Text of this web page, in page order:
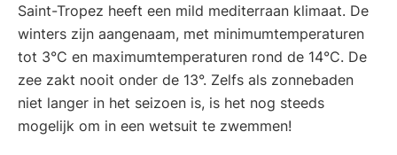
Saint-Tropez heeft een mild mediterraan klimaat. De
winters zijn aangenaam, met minimumtemperaturen
tot 3°C en maximumtemperaturen rond de 14°C. De
zee zakt nooit onder de 13°. Zelfs als zonnebaden
niet langer in het seizoen is, is het nog steeds
mogelijk om in een wetsuit te zwemmen!